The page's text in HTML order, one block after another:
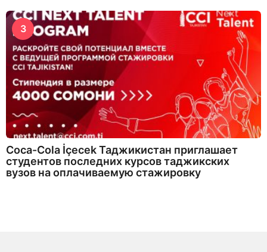
3
Coca-Cola İçecek Таджикистан приглашает
студентов последних курсов таджикских
вузов на оплачиваемую стажировку